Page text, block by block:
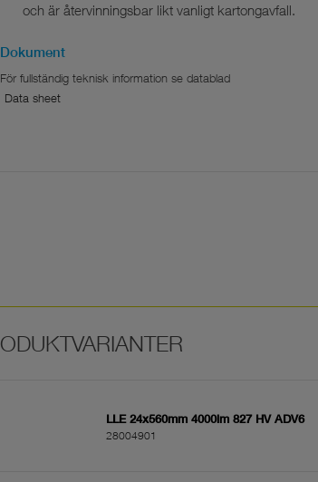
och är återvinningsbar likt vanligt kartongavfall.
Dokument
Data sheet
LLE 24x560mm 4000lm 827 HV ADV6
28004901